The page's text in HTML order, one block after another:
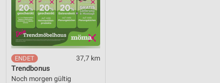
37,7 km
Trendbonus
Noch morgen gültig